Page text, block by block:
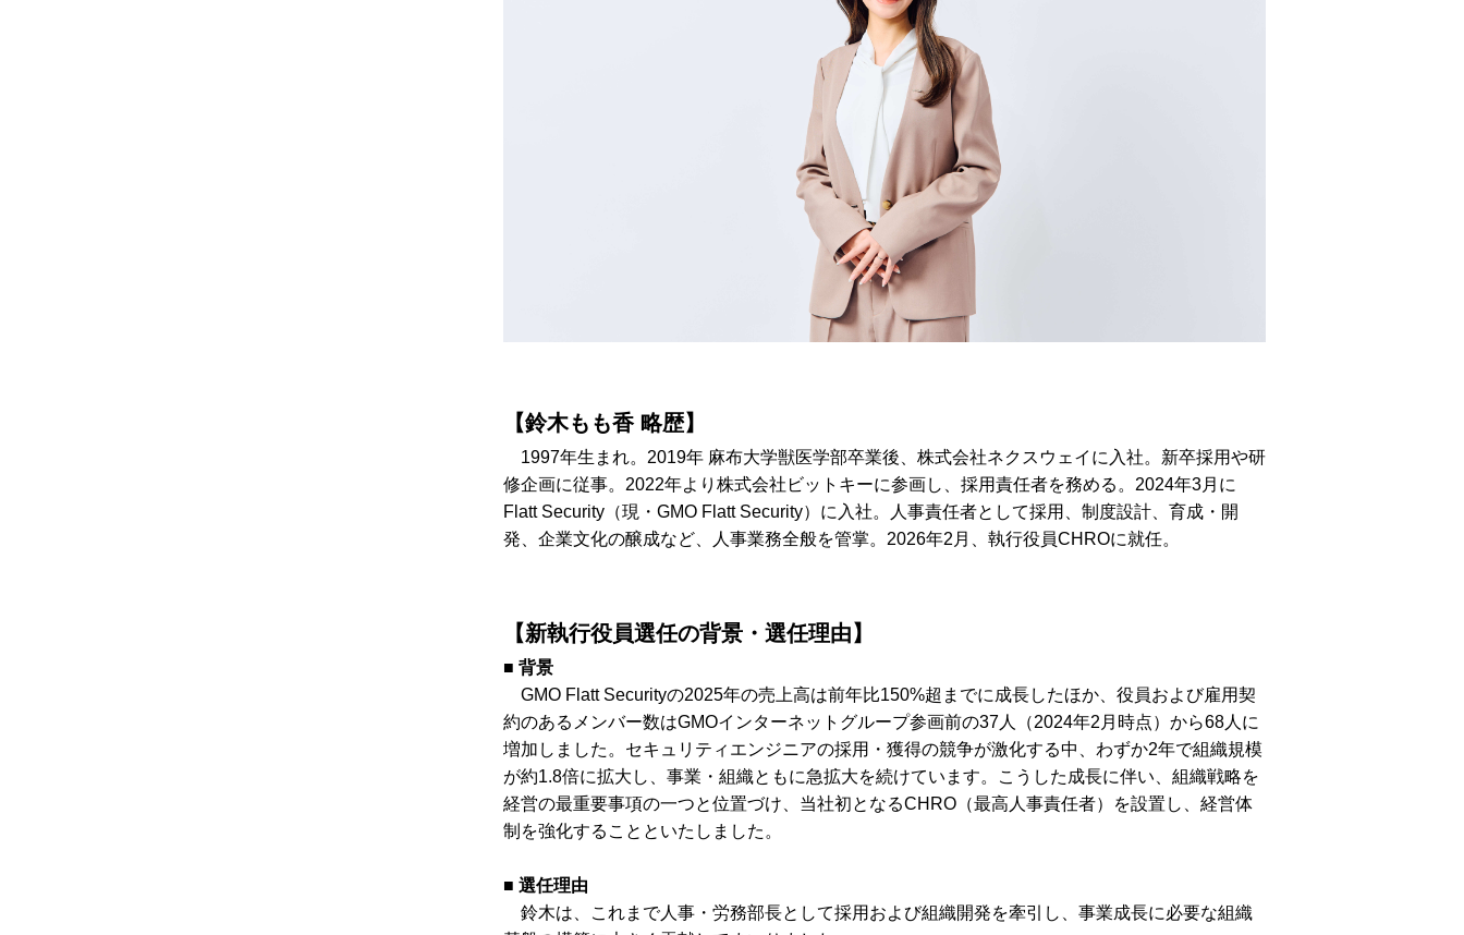
【鈴木もも香 略歴】
1997年生まれ。2019年 麻布大学獣医学部卒業後、株式会社ネクスウェイに入社。新卒採用や研
修企画に従事。2022年より株式会社ビットキーに参画し、採用責任者を務める。2024年3月に
Flatt Security（現・GMO Flatt Security）に入社。人事責任者として採用、制度設計、育成・開
発、企業文化の醸成など、人事業務全般を管掌。2026年2月、執行役員CHROに就任。
【新執行役員選任の背景・選任理由】
■ 背景
GMO Flatt Securityの2025年の売上高は前年比150%超までに成長したほか、役員および雇用契
約のあるメンバー数はGMOインターネットグループ参画前の37人（2024年2月時点）から68人に
増加しました。セキュリティエンジニアの採用・獲得の競争が激化する中、わずか2年で組織規模
が約1.8倍に拡大し、事業・組織ともに急拡大を続けています。こうした成長に伴い、組織戦略を
経営の最重要事項の一つと位置づけ、当社初となるCHRO（最高人事責任者）を設置し、経営体
制を強化することといたしました。
■ 選任理由
鈴木は、これまで人事・労務部長として採用および組織開発を牽引し、事業成長に必要な組織